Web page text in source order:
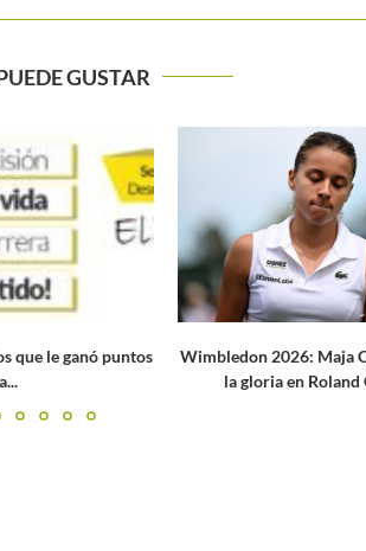
GUSTAR
Chwalinska, de
Garros...
BEIJING: